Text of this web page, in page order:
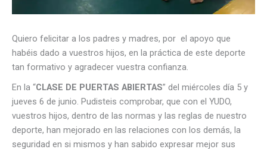
Quiero felicitar a los padres y madres, por el apoyo que
habéis dado a vuestros hijos, en la práctica de este deporte
tan formativo y agradecer vuestra confianza.
En la “CLASE DE PUERTAS ABIERTAS” del miércoles día 5 y
jueves 6 de junio. Pudisteis comprobar, que con el YUDO,
vuestros hijos, dentro de las normas y las reglas de nuestro
deporte, han mejorado en las relaciones con los demás, la
seguridad en si mismos y han sabido expresar mejor sus